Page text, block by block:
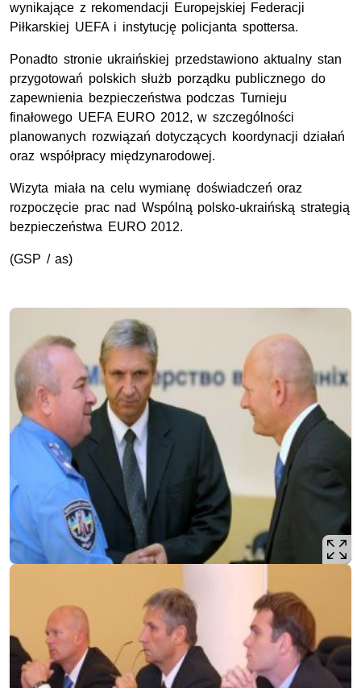
wynikające z rekomendacji Europejskiej Federacji
Piłkarskiej UEFA i instytucję policjanta spottersa.
Ponadto stronie ukraińskiej przedstawiono aktualny stan
przygotowań polskich służb porządku publicznego do
zapewnienia bezpieczeństwa podczas Turnieju
finałowego UEFA EURO 2012, w szczególności
planowanych rozwiązań dotyczących koordynacji działań
oraz współpracy międzynarodowej.
Wizyta miała na celu wymianę doświadczeń oraz
rozpoczęcie prac nad Wspólną polsko-ukraińską strategią
bezpieczeństwa EURO 2012.
(GSP / as)